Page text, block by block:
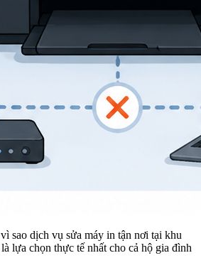
sao dịch vụ sửa máy in tận nơi tại khu
lựa chọn thực tế nhất cho cả hộ gia đình